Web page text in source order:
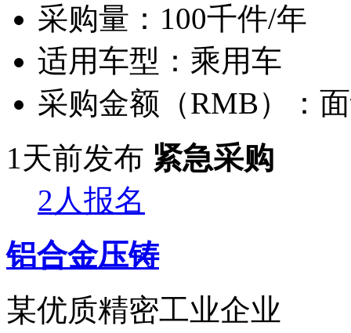
采购量： 100千件/年
适用车型： 乘用车
采购金额（RMB）：
1天前发布 紧急采购
2人报名
铝合金压铸
某优质精密工业企业